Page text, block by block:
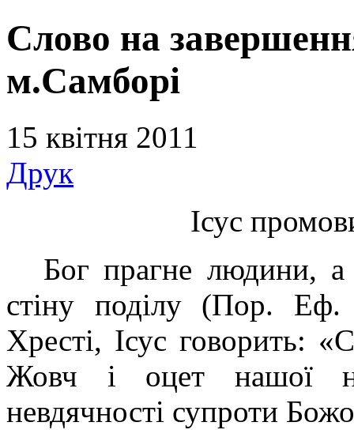
Слово на
м.Самборі
15 квітня 2011
Друк
Ісус
Бог прагне людини,
стіну поділу (Пор.
Хресті, Ісус говорить:
Жовч і оцет нашої
невдячності супроти